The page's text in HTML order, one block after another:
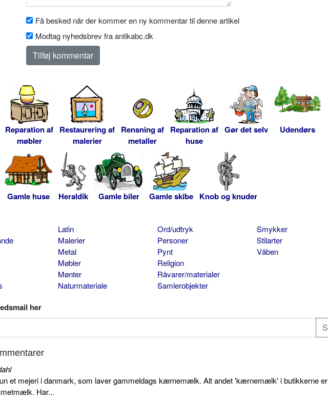
Få besked når der kommer en ny kommentar til denne artikel
Modtag nyhedsbrev fra antikabc.dk
Reparation af
møbler
Restaurering af
malerier
Rensning af
metaller
Reparation af
huse
Gør det selv Udendørs
Gamle huse Heraldik Gamle biler Gamle skibe Knob og knuder
Latin
Malerier
Metal
Møbler
Mønter
Naturmateriale
Ord/udtryk
Personer
Pynt
Religion
Råvarer/materialer
Samlerobjekter
Smykker
Stilarter
Våben
her
et mejeri i danmark, som laver gammeldags kærnemælk. Alt andet 'kærnemælk' i butikkerne er
Har...